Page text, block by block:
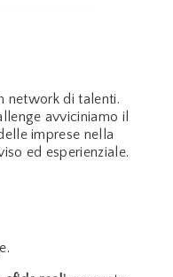
network di talenti.
avviciniamo il
imprese nella
ed esperienziale.